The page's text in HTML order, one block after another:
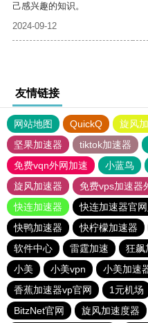
己感兴趣的知识。
2024-09-12
友情链接
网站地图 QuickQ 旋风
坚果加速器
tiktok加速器
免费vqn外网加速
小蓝鸟
旋风加速器
免费vps加速器
快连加速器
快连加速器官
快鸭加速器
快柠檬加速器
软件中心
雷霆加速 狂飙
小美
小美vpn 小美加速
香蕉加速器vp官网
1元机场
BitzNet官网
旋风加速度器